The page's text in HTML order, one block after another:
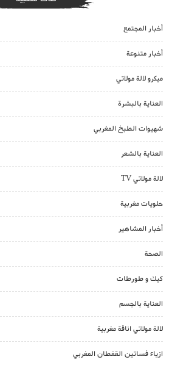
أخبار المجتمع
أخبار متنوعة
ميكرو لالة مولاتي
العناية بالبشرة
شهيوات الطبخ المغربي
العناية بالشعر
لالة مولاتي TV
حلويات مغربية
أخبار المشاهير
الصحة
كيك و طورطات
العناية بالجسم
لالة مولاتي اناقة مغربية
ازياء فساتين القفطان المغربي